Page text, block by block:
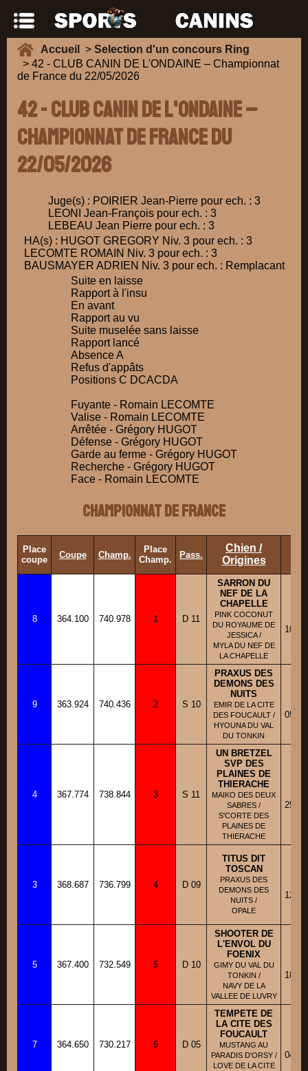
Accueil > Selection d'un concours Ring
> 42 - CLUB CANIN DE L'ONDAINE – Championnat
de France du 22/05/2026
42 - CLUB CANIN DE L'ONDAINE –
Championnat de France du
22/05/2026
Juge(s) : POIRIER Jean-Pierre pour ech. : 3
LEONI Jean-François pour ech. : 3
LEBEAU Jean Pierre pour ech. : 3
HA(s) : HUGOT GREGORY Niv. 3 pour ech. : 3
LECOMTE ROMAIN Niv. 3 pour ech. : 3
BAUSMAYER ADRIEN Niv. 3 pour ech. : Remplacant
Suite en laisse
Rapport à l'insu
En avant
Rapport au vu
Suite muselée sans laisse
Rapport lancé
Absence A
Refus d'appâts
Positions C DCACDA
Fuyante - Romain LECOMTE
Valise - Romain LECOMTE
Arrêtée - Grégory HUGOT
Défense - Grégory HUGOT
Garde au ferme - Grégory HUGOT
Recherche - Grégory HUGOT
Face - Romain LECOMTE
Championnat de France
Place
coupe
Coupe Champ.
Place
Champ.
Pass.
Chien /
Origines
8 364.100 740.978 1 D 11
SARRON DU
NEF DE LA
CHAPELLE
PINK COCONUT
DU ROYAUME DE
JESSICA /
MYLA DU NEF DE
LA CHAPELLE
10/
9 363.924 740.436 2 S 10
PRAXUS DES
DEMONS DES
NUITS
EMIR DE LA CITE
DES FOUCAULT /
HYOUNA DU VAL
DU TONKIN
05/
4 367.774 738.844 3 S 11
UN BRETZEL
SVP DES
PLAINES DE
THIERACHE
MAIKO DES DEUX
SABRES /
S'CORTE DES
PLAINES DE
THIERACHE
25/
3 368.687 736.799 4 D 09
TITUS DIT
TOSCAN
PRAXUS DES
DEMONS DES
NUITS /
OPALE
12/
5 367.400 732.549 5 D 10
SHOOTER DE
L'ENVOL DU
FOENIX
GIMY DU VAL DU
TONKIN /
NAVY DE LA
VALLEE DE LUVRY
18/
7 364.650 730.217 6 D 05
TEMPETE DE
LA CITE DES
FOUCAULT
MUSTANG AU
PARADIS D'ORSY /
LOVE DE LA CITE
04/